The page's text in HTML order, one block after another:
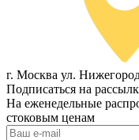
г. Москва ул.
Подписаться на
На еженедельные
стоковым ценам